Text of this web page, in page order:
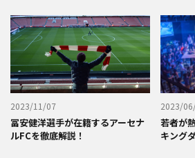
2023/11/07
冨安健洋選手が在籍するアーセナ
ルFCを徹底解説！
2023/
若者が
キング